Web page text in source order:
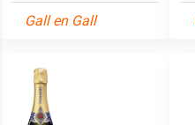
Gall en Gall